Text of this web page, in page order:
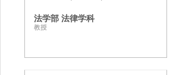
法学部 法律学科
教授